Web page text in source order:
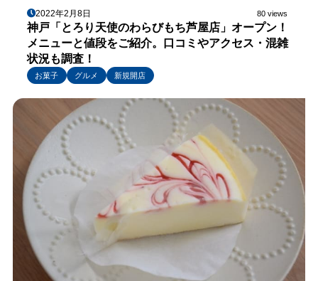
2022年2月8日 80 views
神戸「とろり天使のわらびもち芦屋店」オープン！
メニューと値段をご紹介。口コミやアクセス・混雑
状況も調査！
お菓子 グルメ 新規開店